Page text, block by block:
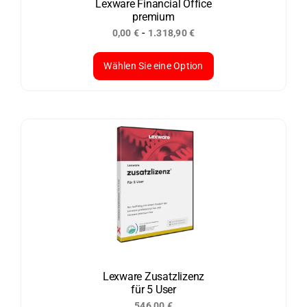
Produktseite
gewählt
werden
Lexware Financial Office
premium
0,00 € - 1.318,90€
Wählen Sie eine Option
weist
mehrere
Varianten
Optionen
können
der
Produktseite
Lexware Zusatzlizenz
für 5 User